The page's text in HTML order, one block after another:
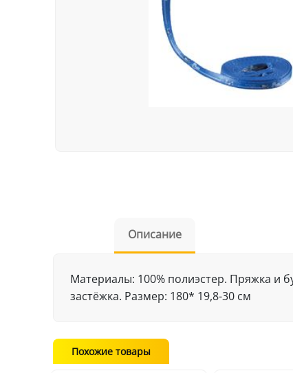
Описание
Материалы: 100% полиэстер. Пряжка и
застёжка. Размер: 180* 19,8-30 см
Похожие товары